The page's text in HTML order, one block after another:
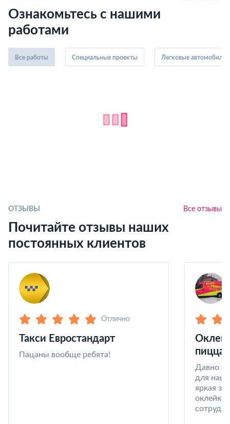
Ознакомьтесь с нашими
работами
Все работы Специальные проекты Легковые автомобили
ОТЗЫВЫ Все отзывы
Почитайте отзывы наших
постоянных клиентов
Отлично
Такси Евростандарт
Пацаны вообще ребята!
пицца
Давно
для
яркая
оклейке